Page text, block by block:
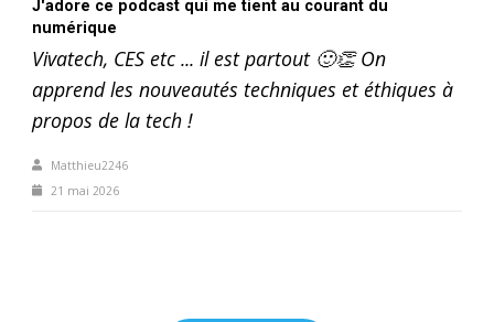
J'adore ce podcast qui me tient au courant du
numérique
Vivatech, CES etc ... il est partout 🙂👏 On
apprend les nouveautés techniques et éthiques à
propos de la tech !
Matthieu2246
21 mai 2026